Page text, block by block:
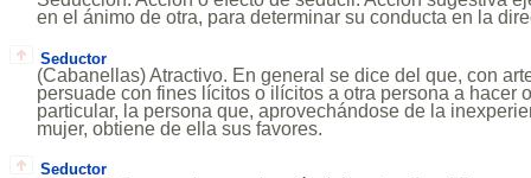
en el ánimo de otra, para determinar su conducta en la
Seductor
(Cabanellas) Atractivo. En general se dice del que, con
persuade con fines lícitos o ilícitos a otra persona a hacer
particular, la persona que, aprovechándose de la
mujer, obtiene de ella sus favores.
Seductor